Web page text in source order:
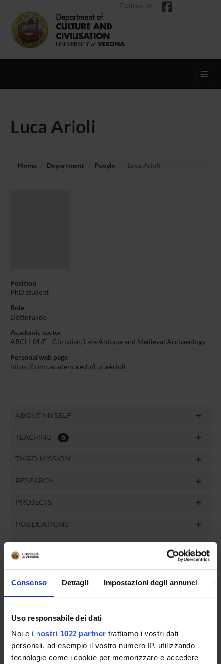
Consenso Dettagli Impostazioni degli annunci
Uso responsabile dei dati
Noi e i nostri 1022 partner trattiamo i vostri dati
personali, ad esempio il vostro numero IP, utilizzando
tecnologie come i cookie per memorizzare e accedere
Follow on
Luca Arioli
Home Department People Luca Arioli
Position
PhD student
Role
Dottorando
Academic sector
ARCH-01/E - Christian, Late Antique and Medieval Archaeology
Personal web page
https://uinvr.academia.edu/LucaArioli
ABOUT MYSELF
TEACHING 0
THIRD MISSION
RESEARCH
PROJECTS
PUBLICATIONS
ORGANISATION
GOVERNANCE
COMMITTEES